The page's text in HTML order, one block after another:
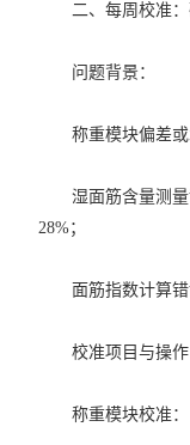
二、每周校准：
问题背景：
称重模块偏差或
湿面筋含量测量
28%；
面筋指数计算错
校准项目与操作
称重模块校准：